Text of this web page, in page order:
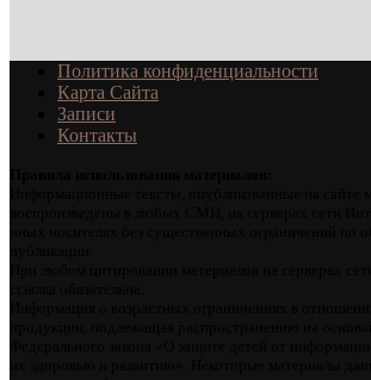
Политика конфиденциальности
Карта Сайта
Записи
Контакты